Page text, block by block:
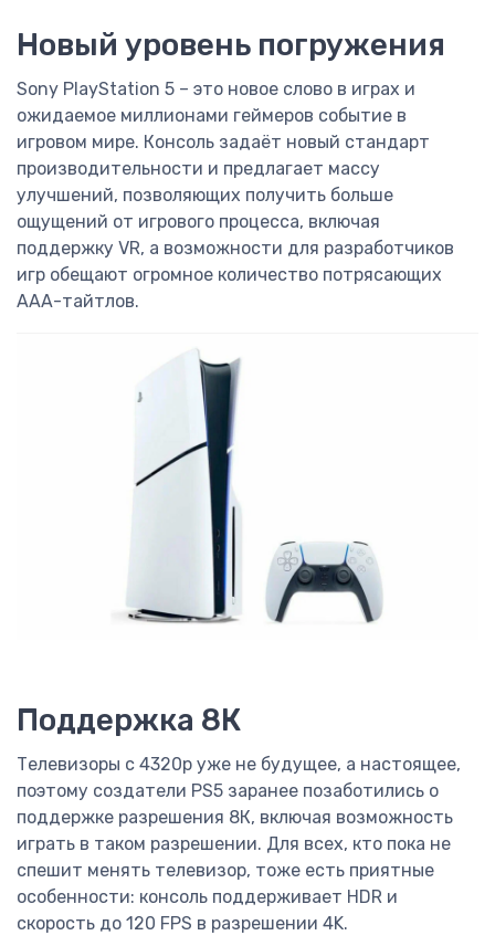
Новый уровень погружения
Sony PlayStation 5 – это новое слово в играх и
ожидаемое миллионами геймеров событие в
игровом мире. Консоль задаёт новый стандарт
производительности и предлагает массу
улучшений, позволяющих получить больше
ощущений от игрового процесса, включая
поддержку VR, а возможности для разработчиков
игр обещают огромное количество потрясающих
ААА-тайтлов.
Поддержка 8К
Телевизоры с 4320р уже не будущее, а настоящее,
поэтому создатели PS5 заранее позаботились о
поддержке разрешения 8К, включая возможность
играть в таком разрешении. Для всех, кто пока не
спешит менять телевизор, тоже есть приятные
особенности: консоль поддерживает HDR и
скорость до 120 FPS в разрешении 4K.